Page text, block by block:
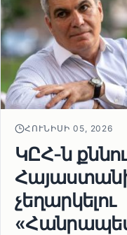
ՀՈՒՆԻՍԻ 05, 2026
ԿԸՀ-ն
չեղարկելու